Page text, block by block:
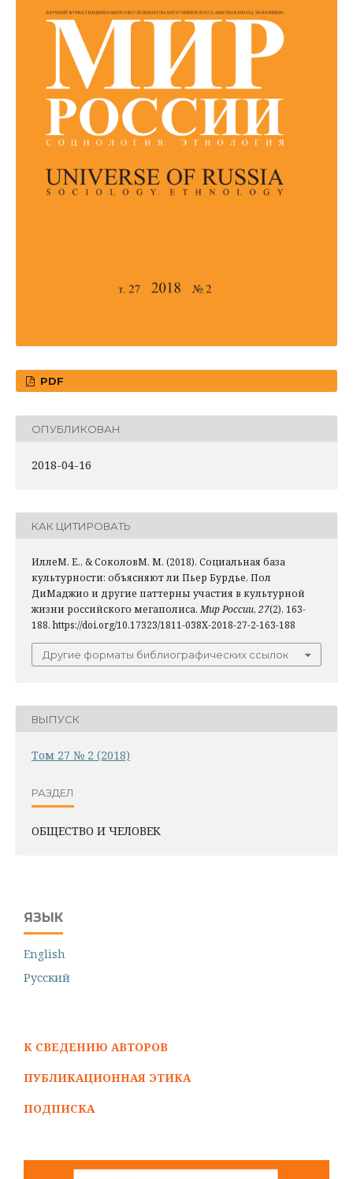
PDF
ОПУБЛИКОВАН
2018-04-16
КАК ЦИТИРОВАТЬ
ИллеМ. Е., & СоколовМ. М. (2018). Социальная база
культурности: объясняют ли Пьер Бурдье, Пол
ДиМаджио и другие паттерны участия в культурной
жизни российского мегаполиса. Мир России, 27(2), 163-
188. https://doi.org/10.17323/1811-038X-2018-27-2-163-188
Другие форматы библиографических ссылок
ВЫПУСК
Том 27 № 2 (2018)
РАЗДЕЛ
ОБЩЕСТВО И ЧЕЛОВЕК
ЯЗЫК
English
Русский
К СВЕДЕНИЮ АВТОРОВ
ПУБЛИКАЦИОННАЯ ЭТИКА
ПОДПИСКА